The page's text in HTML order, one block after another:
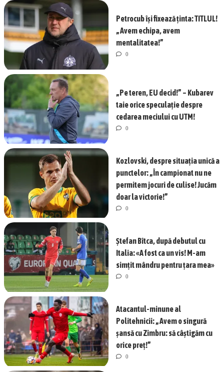
Petrocub își fixează ținta: TITLUL!
„Avem echipa, avem
mentalitatea!”
0
„Pe teren, EU decid!” – Kubarev
taie orice speculație despre
cedarea meciului cu UTM!
0
Kozlovski, despre situația unică a
punctelor: „În campionat nu ne
permitem jocuri de culise! Jucăm
doar la victorie!”
0
Ștefan Bîtca, după debutul cu
Italia: «A fost ca un vis! M-am
simțit mândru pentru țara mea»
0
Atacantul-minune al
Politehnicii: „Avem o singură
șansă cu Zimbru: să câștigăm cu
orice preț!”
0